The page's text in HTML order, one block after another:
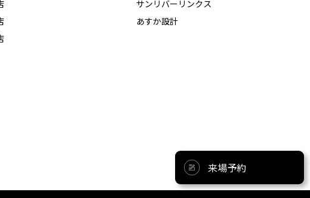
サンリバーリンクス
あすか設計
来場予約